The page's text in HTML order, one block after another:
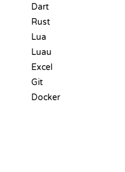
Dart
Rust
Lua
Luau
Excel
Git
Docker